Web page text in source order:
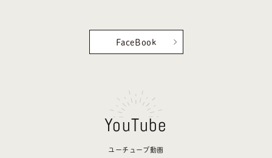
FaceBook
YouTube
ユーチューブ動画